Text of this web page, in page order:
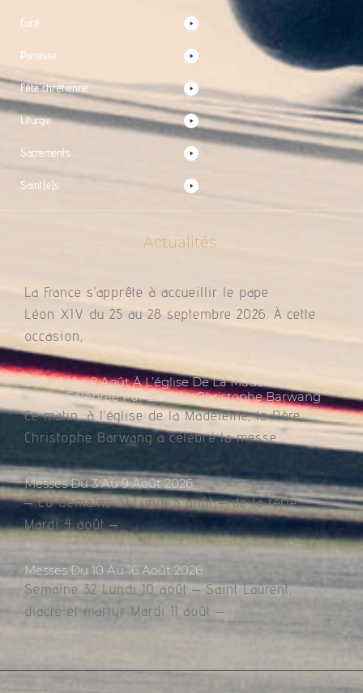
Curé
Paroisse
Fête chrétienne
Liturgie
Sacrements
Saint(e)s
Actualités
La France s’apprête à accueillir le pape
Léon XIV du 25 au 28 septembre 2026. À cette
occasion,
Dimanche 2 Août À L’église De La Madeleine,
Messe Célébrée Par Le Père Christophe Barwang
Ce matin, à l’église de la Madeleine, le Père
Christophe Barwang a célébré la messe.
Messes Du 3 Au 9 Août 2026
– Co Semaine 31 Lundi 3 août – de la férie
Mardi 4 août –
Messes Du 10 Au 16 Août 2026
Semaine 32 Lundi 10 août – Saint Laurent,
diacre et martyr Mardi 11 août –